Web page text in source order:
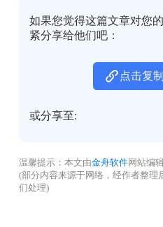
如果您觉得这篇文章对您
紧分享给他们吧：
点击复
或分享至:
温馨提示：本文由金舟软件网站编
(部分内容来源于网络，经作者整理
们处理)